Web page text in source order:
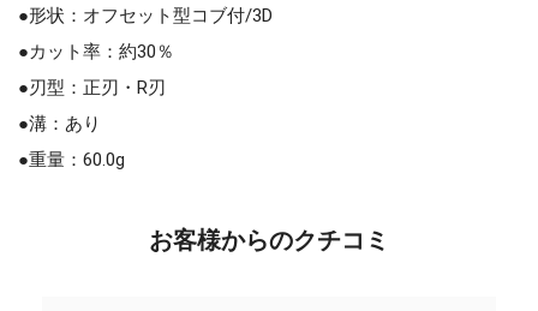
●形状：オフセット型コブ付/3D
●カット率：約30％
●刃型：正刃・R刃
●溝：あり
●重量：60.0g
お客様からのクチコミ